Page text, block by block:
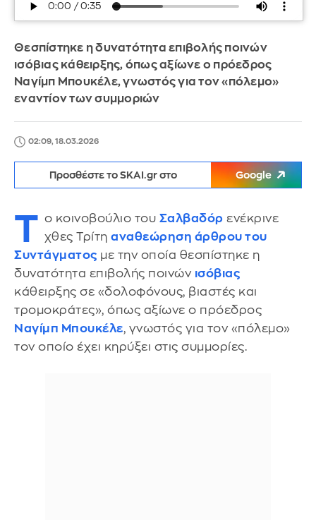
Θεσπίστηκε η δυνατότητα επιβολής ποινών
ισόβιας κάθειρξης, όπως αξίωνε ο πρόεδρος
Ναγίμπ Μπουκέλε, γνωστός για τον «πόλεμο»
εναντίον των συμμοριών
02:09, 18.03.2026
Προσθέστε το SKAI.gr στο Google
Τ ο κοινοβούλιο του Σαλβαδόρ ενέκρινε
χθες Τρίτη αναθεώρηση άρθρου του
Συντάγματος με την οποία θεσπίστηκε η
δυνατότητα επιβολής ποινών ισόβιας
κάθειρξης σε «δολοφόνους, βιαστές και
τρομοκράτες», όπως αξίωνε ο πρόεδρος
Ναγίμπ Μπουκέλε, γνωστός για τον «πόλεμο»
τον οποίο έχει κηρύξει στις συμμορίες.